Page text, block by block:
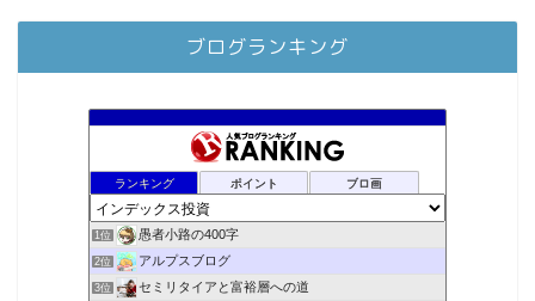
ブログランキング
ランキング ポイント ブロ画
1位 愚者小路の400字
2位 アルプスブログ
3位 セミリタイアと富裕層への道